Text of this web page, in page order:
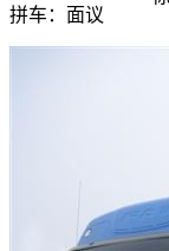
拼车： 面议